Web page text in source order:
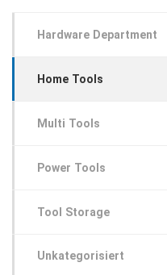
Hardware Department
Home Tools
Multi Tools
Power Tools
Tool Storage
Unkategorisiert